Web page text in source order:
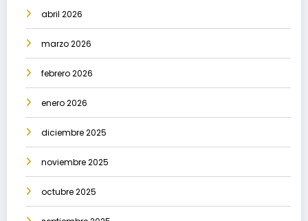
abril 2026
marzo 2026
febrero 2026
enero 2026
diciembre 2025
noviembre 2025
octubre 2025